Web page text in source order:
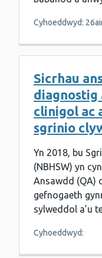
Cyhoeddwyd:
Sicrhau
diagnostig
clinigol ac
sgrinio
Yn 2018, bu
(NBHSW) yn
Ansawdd (QA)
gefnogaeth
sylweddol a’u
Cyhoeddwyd: